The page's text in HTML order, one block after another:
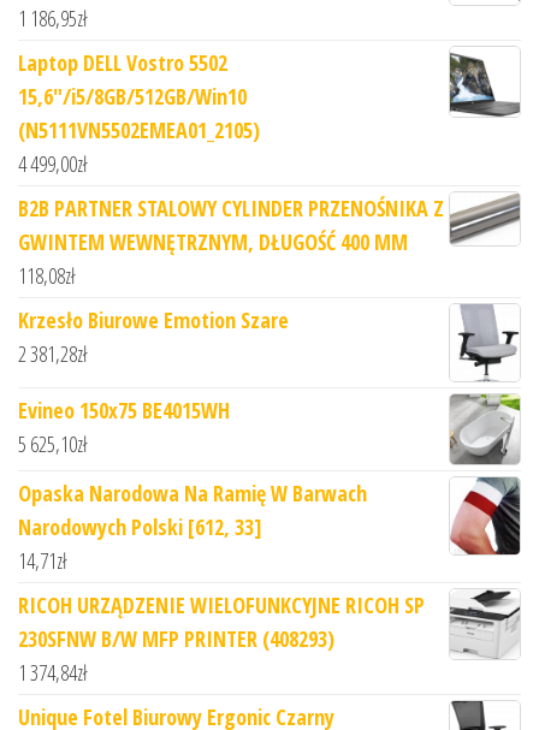
1 186,95zł
Laptop DELL Vostro 5502
15,6"/i5/8GB/512GB/Win10
(N5111VN5502EMEA01_2105)
4 499,00zł
B2B PARTNER STALOWY CYLINDER PRZENOŚNIKA Z
GWINTEM WEWNĘTRZNYM, DŁUGOŚĆ 400 MM
118,08zł
Krzesło Biurowe Emotion Szare
2 381,28zł
Evineo 150x75 BE4015WH
5 625,10zł
Opaska Narodowa Na Ramię W Barwach
Narodowych Polski [612, 33]
14,71zł
RICOH URZĄDZENIE WIELOFUNKCYJNE RICOH SP
230SFNW B/W MFP PRINTER (408293)
1 374,84zł
Unique Fotel Biurowy Ergonic Czarny